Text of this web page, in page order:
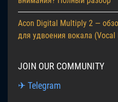
Acon Digital Multiply 2 —
для удвоения вокала (Vocal
JOIN OUR COMMUNITY
✈ Telegram